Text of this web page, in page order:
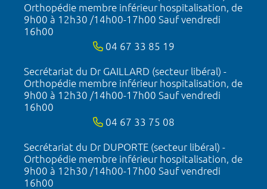
Orthopédie membre inférieur hospitalisation, de
9h00 à 12h30 /14h00-17h00 Sauf vendredi
16h00
04 67 33 85 19
Secrétariat du Dr GAILLARD (secteur libéral) -
Orthopédie membre inférieur hospitalisation, de
9h00 à 12h30 /14h00-17h00 Sauf vendredi
16h00
04 67 33 75 08
Secrétariat du Dr DUPORTE (secteur libéral) -
Orthopédie membre inférieur hospitalisation, de
9h00 à 12h30 /14h00-17h00 Sauf vendredi
16h00